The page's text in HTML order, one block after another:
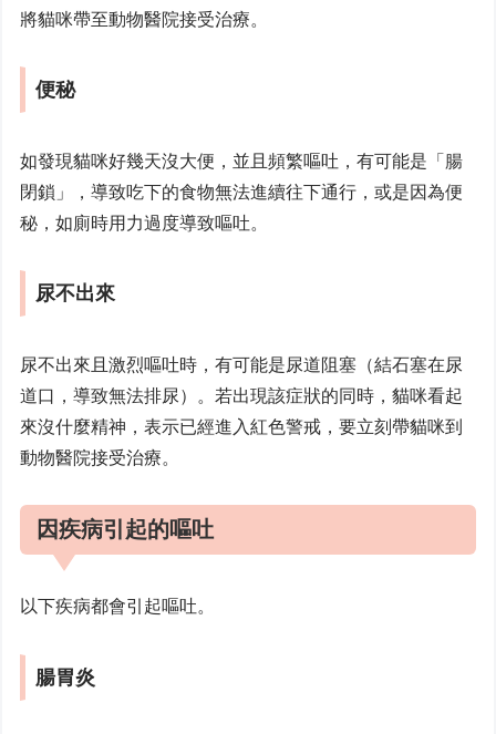
將貓咪帶至動物醫院接受治療。
便秘
如發現貓咪好幾天沒大便，並且頻繁嘔吐，有可能是「腸
閉鎖」，導致吃下的食物無法進續往下通行，或是因為便
秘，如廁時用力過度導致嘔吐。
尿不出來
尿不出來且激烈嘔吐時，有可能是尿道阻塞（結石塞在尿
道口，導致無法排尿）。若出現該症狀的同時，貓咪看起
來沒什麼精神，表示已經進入紅色警戒，要立刻帶貓咪到
動物醫院接受治療。
因疾病引起的嘔吐
以下疾病都會引起嘔吐。
腸胃炎